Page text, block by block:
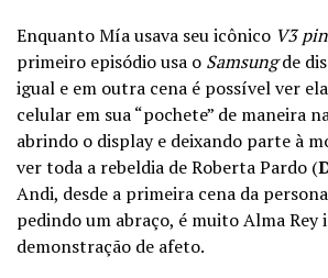
Enquanto Mía usava seu icônico V3
primeiro episódio usa o Samsungde
igual e em outra cena é possível ver
celular em sua “pochete” de maneira
abrindo o display e deixando parte à
ver toda a rebeldia de Roberta Pardo (
Andi, desde a primeira cena da
pedindo um abraço, é muito Alma
demonstração de afeto.